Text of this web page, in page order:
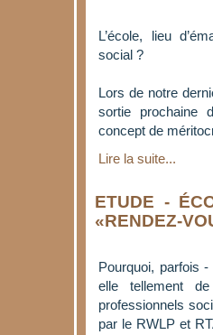
L’école, lieu
social ?
Lors de notre
sortie prochaine
concept de
Lire la suite...
ETUDE -
«RENDEZ-
Pourquoi, parfois
elle tellement
professionnels
par le RWLP et